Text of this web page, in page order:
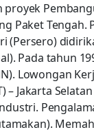
Paket Tengah.
(Persero)
Pada tahun
Lowongan
– Jakarta